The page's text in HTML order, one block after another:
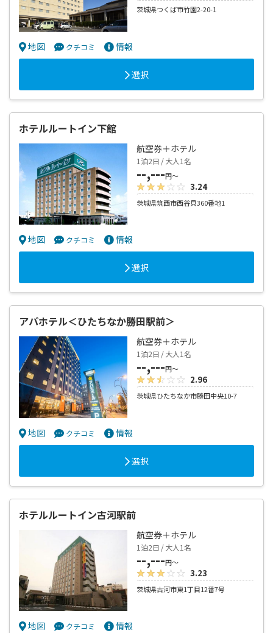
茨城県つくば市竹園2-20-1
地図 クチコミ 情報
選択
ホテルルートイン下館
航空券＋ホテル
1泊2日 / 大人1名
--,---円～
3.24
茨城県筑西市西谷貝360番地1
地図 クチコミ 情報
選択
アパホテル＜ひたちなか勝田駅前＞
航空券＋ホテル
1泊2日 / 大人1名
--,---円～
2.96
茨城県ひたちなか市勝田中央10-7
地図 クチコミ 情報
選択
ホテルルートイン古河駅前
航空券＋ホテル
1泊2日 / 大人1名
--,---円～
3.23
茨城県古河市東1丁目12番7号
地図 クチコミ 情報